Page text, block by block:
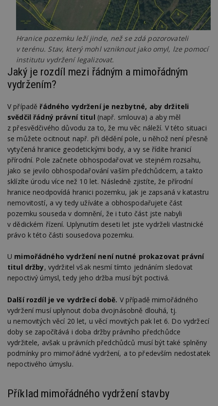
Hranice pozemku leží jinde, než se zdá pozorovateli
v terénu. Stav, který mohl vzniknout jako omyl, lze pomocí
institutu vydržení legalizovat.
Jaký je rozdíl mezi řádným a mimořádným
vydržením?
V případě řádného vydržení je nezbytné, aby držiteli
svědčil řádný právní titul (např. smlouva) a aby měl
z přesvědčivého důvodu za to, že mu věc náleží. V této situaci
se můžete ocitnout např. při dědění pole, u něhož není přesně
vytyčená hranice geodetickými body, a vy se řídíte hranicí
přírodní. Pole začnete obhospodařovat ve stejném rozsahu,
jako se jevilo obhospodařování vaším předchůdcem, a takto
sklízíte úrodu více než 10 let. Následně zjistíte, že přírodní
hranice neodpovídá hranici pozemku, jak je zapsaná v katastru
nemovitostí, a vy tedy užíváte a obhospodařujete část
pozemku souseda v domnění, že i tuto část jste nabyli
v dědickém řízení. Uplynutím deseti let jste vydrželi vlastnické
právo k této části sousedova pozemku.
U mimořádného vydržení není nutné prokazovat právní
titul držby, vydržitel však nesmí tímto jednáním sledovat
nepoctivý úmysl, tedy jeho držba musí být poctivá.
Další rozdíl je ve vydržecí době. V případě mimořádného
vydržení musí uplynout doba dvojnásobně dlouhá, tj.
u nemovitých věcí 20 let, u věcí movitých pak let 6. Do vydržecí
doby se započítává i doba držby právního předchůdce
vydržitele, avšak u právních předchůdců musí být také splněny
podmínky pro mimořádné vydržení, a to především nedostatek
nepoctivého úmyslu.
Příklad mimořádného vydržení stavby